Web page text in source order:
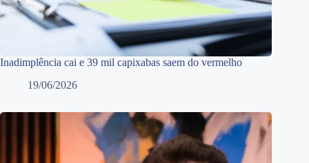
Inadimplência cai e 39 mil capixabas saem do vermelho
19/06/2026